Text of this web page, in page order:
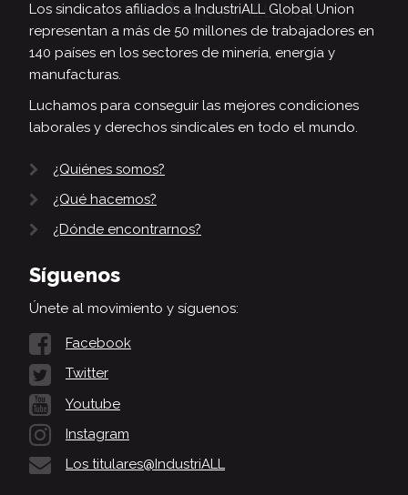
Los sindicatos afiliados a IndustriALL Global Union
representan a más de 50 millones de trabajadores en
140 países en los sectores de minería, energía y
manufacturas.
Luchamos para conseguir las mejores condiciones
laborales y derechos sindicales en todo el mundo.
¿Quiénes somos?
¿Qué hacemos?
¿Dónde encontrarnos?
Síguenos
Únete al movimiento y síguenos:
Facebook
Twitter
Youtube
Instagram
Los titulares@IndustriALL